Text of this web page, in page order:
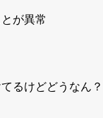
が異常
るけどどうなん？